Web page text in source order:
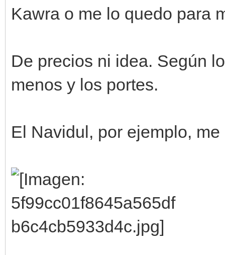
Kawra o me lo quedo para
De precios ni idea. Según
menos y los portes.
El Navidul, por ejemplo,